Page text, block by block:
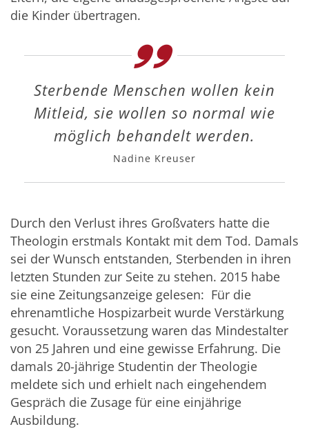
die Kinder übertragen.
Sterbende Menschen wollen kein
Mitleid, sie wollen so normal wie
möglich behandelt werden.
Nadine Kreuser
Durch den Verlust ihres Großvaters hatte die
Theologin erstmals Kontakt mit dem Tod. Damals
sei der Wunsch entstanden, Sterbenden in ihren
letzten Stunden zur Seite zu stehen. 2015 habe
sie eine Zeitungsanzeige gelesen: Für die
ehrenamtliche Hospizarbeit wurde Verstärkung
gesucht. Voraussetzung waren das Mindestalter
von 25 Jahren und eine gewisse Erfahrung. Die
damals 20-jährige Studentin der Theologie
meldete sich und erhielt nach eingehendem
Gespräch die Zusage für eine einjährige
Ausbildung.